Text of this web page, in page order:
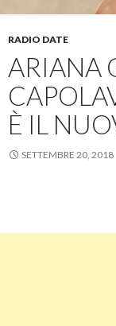
RADIO DATE
ARIANA
È IL
SETTEMBRE 20, 2018